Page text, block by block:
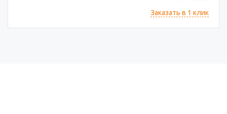
Заказать в 1 клик